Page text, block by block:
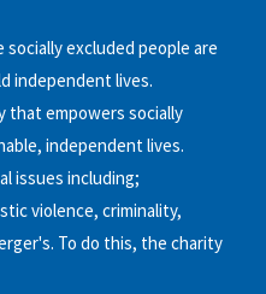
excluded people are
independent lives.
that empowers socially
independent lives.
issues including;
violence, criminality,
To do this, the charity